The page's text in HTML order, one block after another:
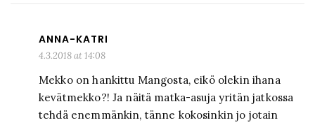
ANNA-KATRI
4.3.2018 at 14:08
Mekko on hankittu Mangosta, eikö olekin ihana
kevätmekko?! Ja näitä matka-asuja yritän jatkossa
tehdä enemmänkin, tänne kokosinkin jo jotain